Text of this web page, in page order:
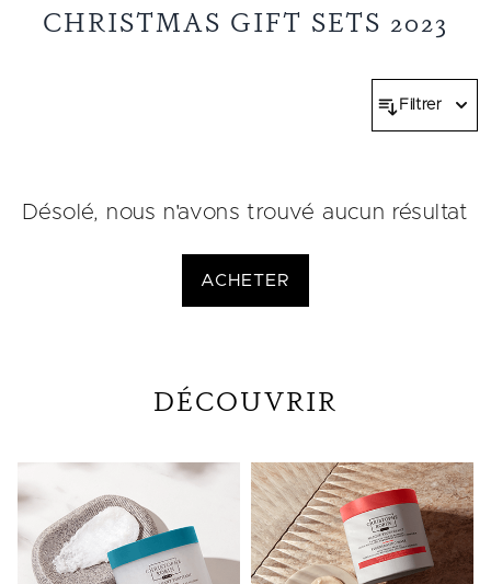
CHRISTMAS GIFT SETS 2023
Filtrer
Désolé, nous n'avons trouvé aucun résultat
ACHETER
DÉCOUVRIR